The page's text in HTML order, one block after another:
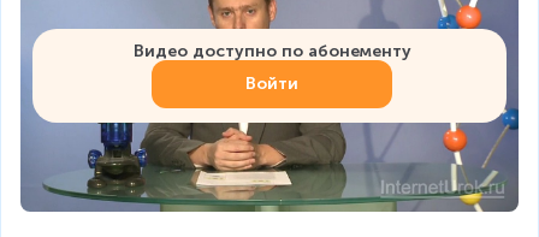
Видео доступно по абонементу
Войти